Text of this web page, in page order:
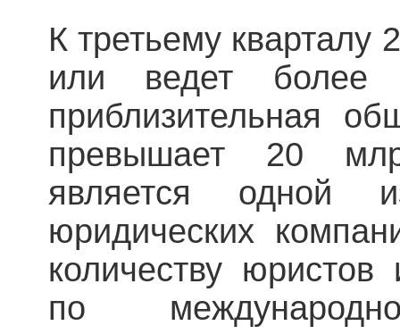
К третьему кварталу
или ведет
приблизительная
превышает 20
является одной
юридических
количеству
по